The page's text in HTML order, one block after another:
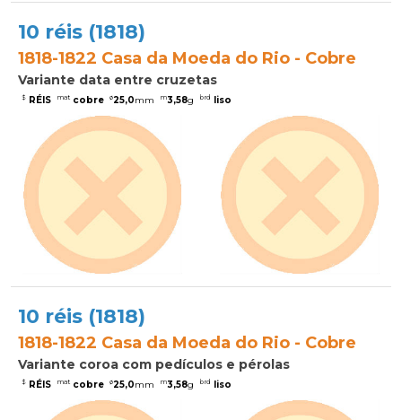
10 réis (1818)
1818-1822 Casa da Moeda do Rio - Cobre
Variante data entre cruzetas
$ RÉIS mat cobre ø25,0mm m3,58g brd liso
10 réis (1818)
1818-1822 Casa da Moeda do Rio - Cobre
Variante coroa com pedículos e pérolas
$ RÉIS mat cobre ø25,0mm m3,58g brd liso